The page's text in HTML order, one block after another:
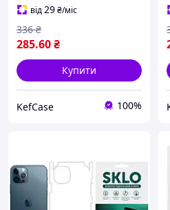
грані прозора для Айфон
11
від29₴/міс
285.60₴
336 ₴
Купити
KefCase 100%